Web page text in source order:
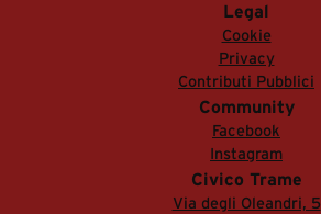
Legal
Cookie
Privacy
Contributi Pubblici
Community
Facebook
Instagram
Civico Trame
Via degli Oleandri, 5